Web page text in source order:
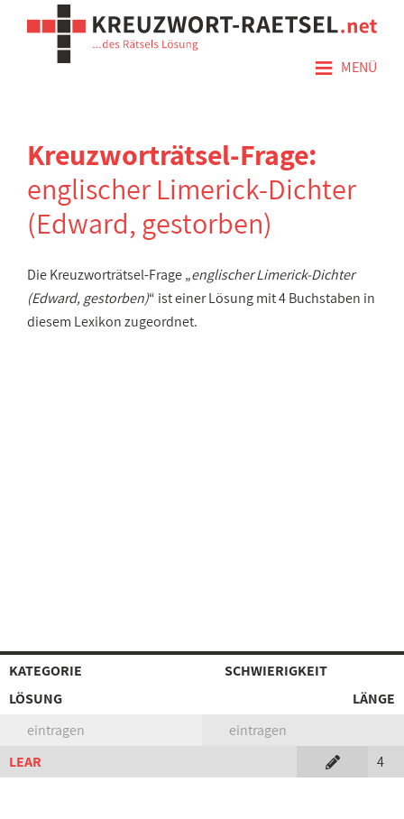
≡ MENÜ
Kreuzworträtsel-Frage:
englischer Limerick-Dichter
(Edward, gestorben)
Die Kreuzworträtsel-Frage „englischer Limerick-Dichter
(Edward, gestorben)“ ist einer Lösung mit 4 Buchstaben in
diesem Lexikon zugeordnet.
KATEGORIE
SCHWIERIGKEIT
LÖSUNG
LÄNGE
eintragen
eintragen
LEAR
4